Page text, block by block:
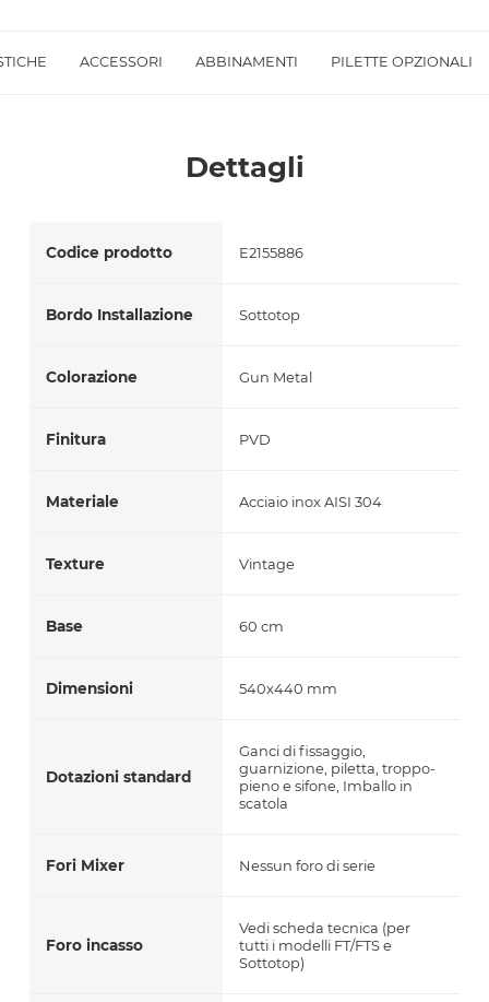
ACCESSORI ABBINAMENTI PILETTE OPZIONALI
Dettagli
Codice prodotto E2155886
Bordo Installazione Sottotop
Colorazione Gun Metal
Finitura PVD
Materiale Acciaio inox AISI 304
Texture Vintage
Base 60 cm
Dimensioni 540x440 mm
Dotazioni standard
Ganci di fissaggio,
guarnizione, piletta, troppo-
pieno e sifone, Imballo in
scatola
Fori Mixer Nessun foro di serie
Foro incasso
Vedi scheda tecnica (per
tutti i modelli FT/FTS e
Sottotop)